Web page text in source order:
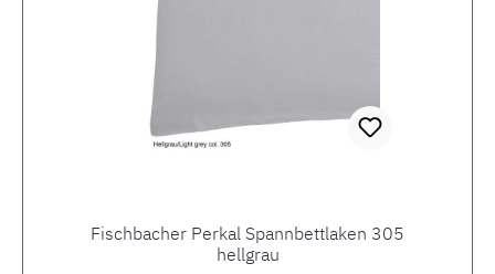
Fischbacher Perkal Spannbettlaken 305
hellgrau